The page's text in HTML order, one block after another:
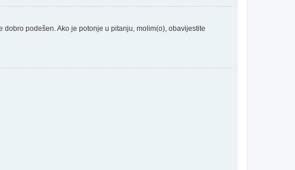
podešen. Ako je potonje u pitanju, molim(o), obavijestite